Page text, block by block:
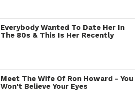
Everybody Wanted To Date Her In
The 80s & This Is Her Recently
Meet The Wife Of Ron Howard - You
Won't Believe Your Eyes